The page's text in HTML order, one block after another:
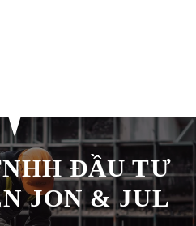
ĐẦU TƯ
JON & JUL